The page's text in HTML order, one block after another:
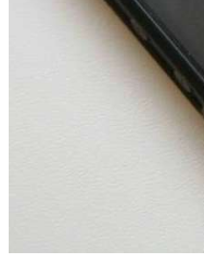
Волгоградские
заключены